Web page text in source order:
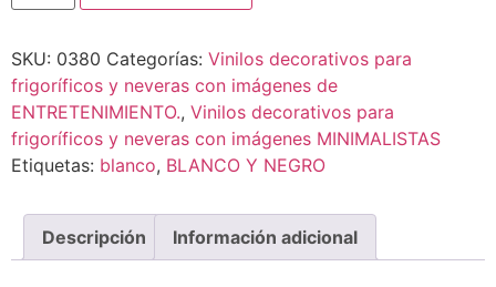
SKU: 0380 Categorías: Vinilos decorativos para
frigoríficos y neveras con imágenes de
ENTRETENIMIENTO., Vinilos decorativos para
frigoríficos y neveras con imágenes MINIMALISTAS
Etiquetas: blanco, BLANCO Y NEGRO
Descripción Información adicional